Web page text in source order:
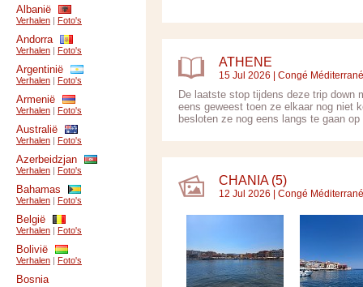
ATHENE
15 Jul 2026 | Congé
De laatste stop tijdens deze trip down
eens geweest toen ze elkaar nog niet
besloten ze nog eens langs te gaan
CHANIA (5)
12 Jul 2026 | Congé
Albanië
Verhalen | Foto's
Andorra
Verhalen | Foto's
Argentinië
Verhalen | Foto's
Armenië
Verhalen | Foto's
Australië
Verhalen | Foto's
Azerbeidzjan
Verhalen | Foto's
Bahamas
Verhalen | Foto's
België
Verhalen | Foto's
Bolivië
Verhalen | Foto's
Bosnia